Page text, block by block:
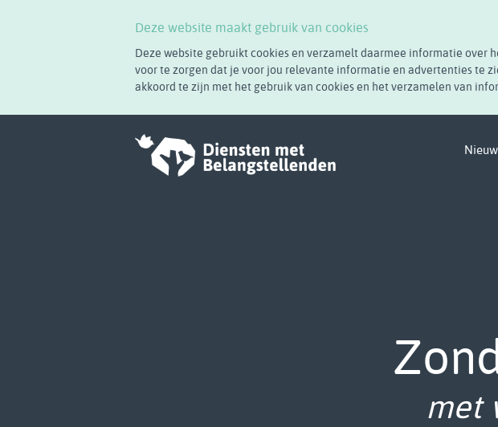
Deze website maakt gebruik van cookies
Deze website gebruikt cookies en verzamelt daarmee informatie over
voor te zorgen dat je voor jou relevante informatie en advertenties te
akkoord te zijn met het gebruik van cookies en het verzamelen van
met